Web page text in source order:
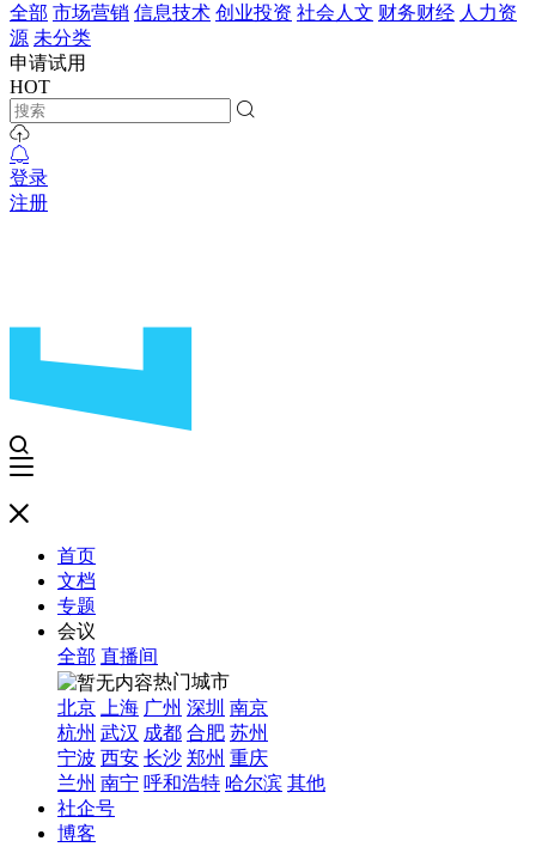
全部 市场营销 信息技术 创业投资 社会人文 财务财经 人力资
源 未分类
申请试用
HOT
登录
注册
首页
文档
专题
会议
全部 直播间
热门城市
北京
上海 广州 深圳 南京
杭州 武汉 成都 合肥 苏州
宁波 西安 长沙 郑州 重庆
兰州 南宁 呼和浩特 哈尔滨 其他
社企号
博客